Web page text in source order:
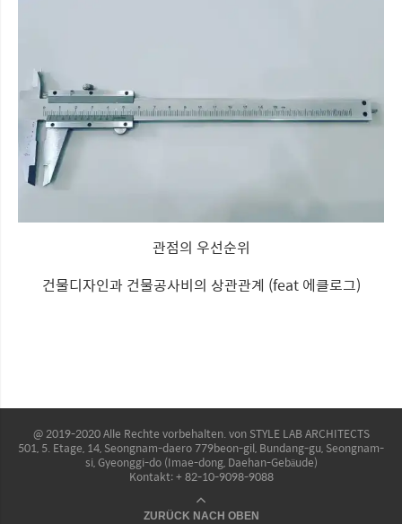
관점의 우선순위
건물디자인과 건물공사비의 상관관계 (feat 에클로그)
@ 2019-2020 Alle Rechte vorbehalten. von STYLE LAB ARCHITECTS
501, 5. Etage, 14, Seongnam-daero 779beon-gil, Bundang-gu, Seongnam-
si, Gyeonggi-do (Imae-dong, Daehan-Gebäude)
Kontakt: + 82-10-9098-9088
ZURÜCK NACH OBEN